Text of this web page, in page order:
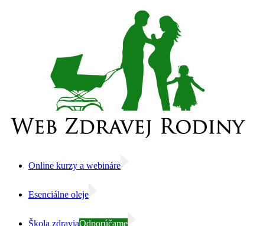
Online kurzy a webináre
Esenciálne oleje
Škola zdraviaOdporúčame